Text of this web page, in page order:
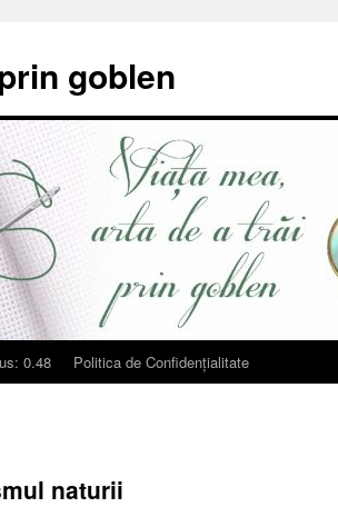
goblen
0.48 Politica de Confidențialitate
naturii